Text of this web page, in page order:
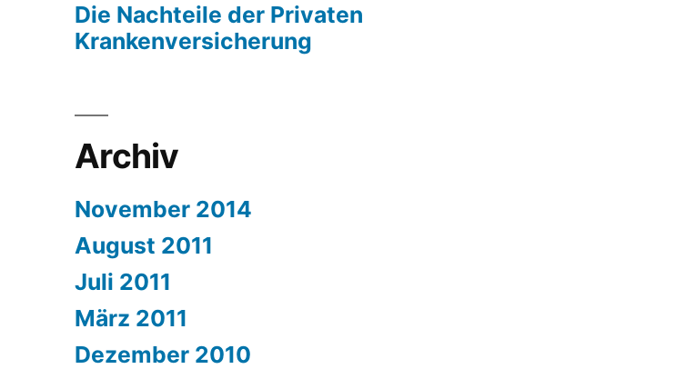
Die Nachteile der Privaten
Krankenversicherung
Archiv
November 2014
August 2011
Juli 2011
März 2011
Dezember 2010